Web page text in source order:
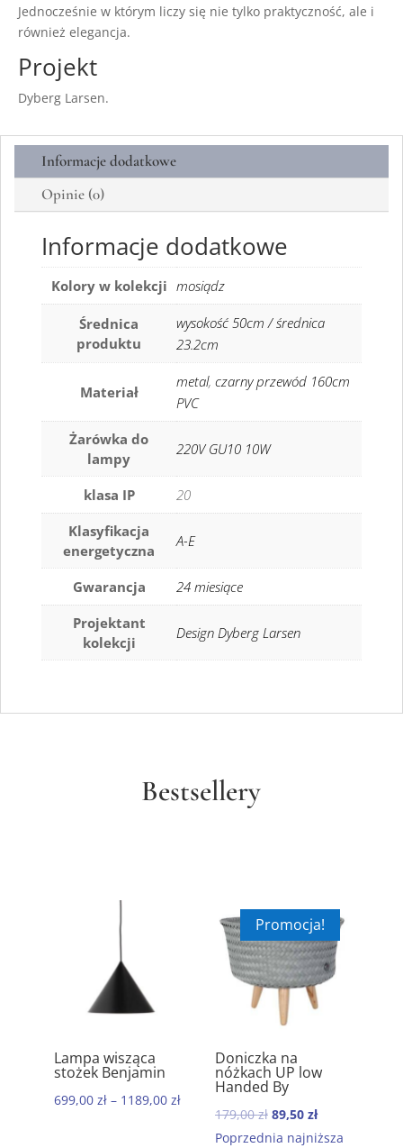
Jednocześnie w którym liczy się nie tylko praktyczność, ale i
również elegancja.
Projekt
Dyberg Larsen.
Informacje dodatkowe
Opinie (0)
Informacje dodatkowe
Kolory w kolekcji mosiądz
Średnica
produktu
wysokość 50cm / średnica
23.2cm
Materiał
metal, czarny przewód 160cm
PVC
Żarówka do
lampy
220V GU10 10W
klasa IP
20
Klasyfikacja
energetyczna
A-E
Gwarancja
24 miesiące
Projektant
kolekcji
Design Dyberg Larsen
Bestsellery
5.00
Lampa wisząca
stożek Benjamin
699,00 zł– 1189,00 zł
Promocja!
5.00
Doniczka na
nóżkach UP low
Handed By
179,00zł Pierwotna
cena
89,50 złAktualna
cena
Poprzednia najniższa